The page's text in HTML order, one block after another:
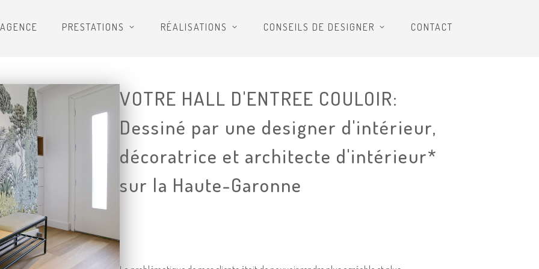
PRESTATIONS RÉALISATIONS CONSEILS DE DESIGNER CONTACT
VOTRE HALL D'ENTREE COULOIR:
Dessiné par une designer d'intérieur,
décoratrice et architecte d'intérieur*
sur la Haute-Garonne